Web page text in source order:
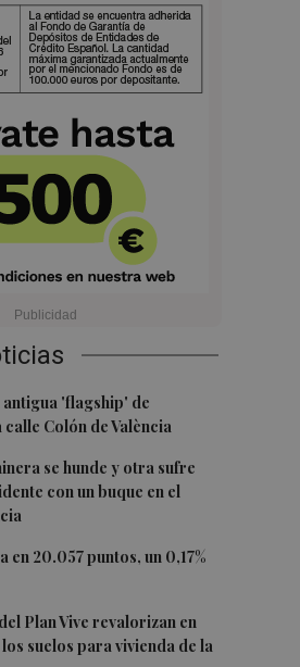
'flagship' de
calle Colón de València
se hunde y otra sufre
con un buque en el
en 20.057 puntos, un 0,17%
Plan Vive revalorizan en
suelos para vivienda de la